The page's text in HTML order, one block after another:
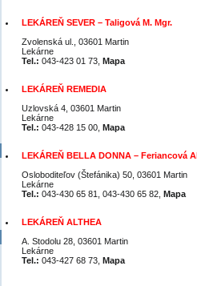
LEKÁREŇ SEVER – Taligová M. Mgr.
Zvolenská ul., 03601 Martin
Lekárne
Tel.: 043-423 01 73, Mapa
LEKÁREŇ REMEDIA
Uzlovská 4, 03601 Martin
Lekárne
Tel.: 043-428 15 00, Mapa
LEKÁREŇ BELLA DONNA – Feriancová
Osloboditeľov (Štefánika) 50, 03601 Martin
Lekárne
Tel.: 043-430 65 81, 043-430 65 82, Mapa
LEKÁREŇ ALTHEA
A. Stodolu 28, 03601 Martin
Lekárne
Tel.: 043-427 68 73, Mapa